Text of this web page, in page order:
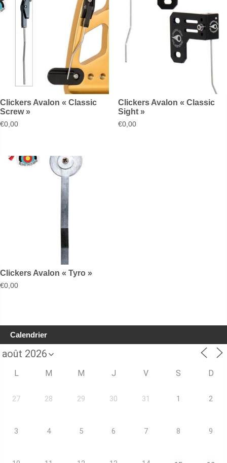
Clickers Avalon « Classic
Screw »
€0,00
Clickers Avalon « Classic
Sight »
€0,00
Clickers Avalon « Tyro »
€0,00
Calendrier
L M M J V S D
27 28 29 30 31 1 2
3 4 5 6 7 8 9